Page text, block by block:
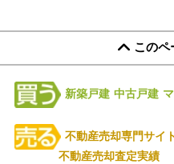
このペ
新築戸建 中古戸建
不動産売却専門サイ
不動産売却査定実績